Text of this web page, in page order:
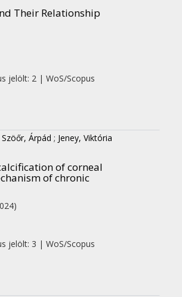
Their Relationship
jelölt: 2 | WoS/Scopus
Szöőr, Árpád ; Jeney, Viktória
of corneal
of chronic
jelölt: 3 | WoS/Scopus